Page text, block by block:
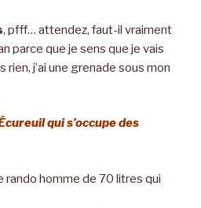
, pfff… attendez, faut-il vraiment
parce que je sens que je vais
rien, j’ai une grenade sous mon
qui s’occupe des
rando homme de 70 litres qui